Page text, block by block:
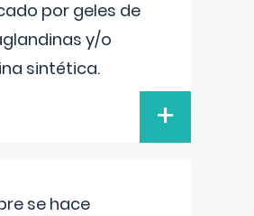
por geles de
y/o
sintética.
+
se hace